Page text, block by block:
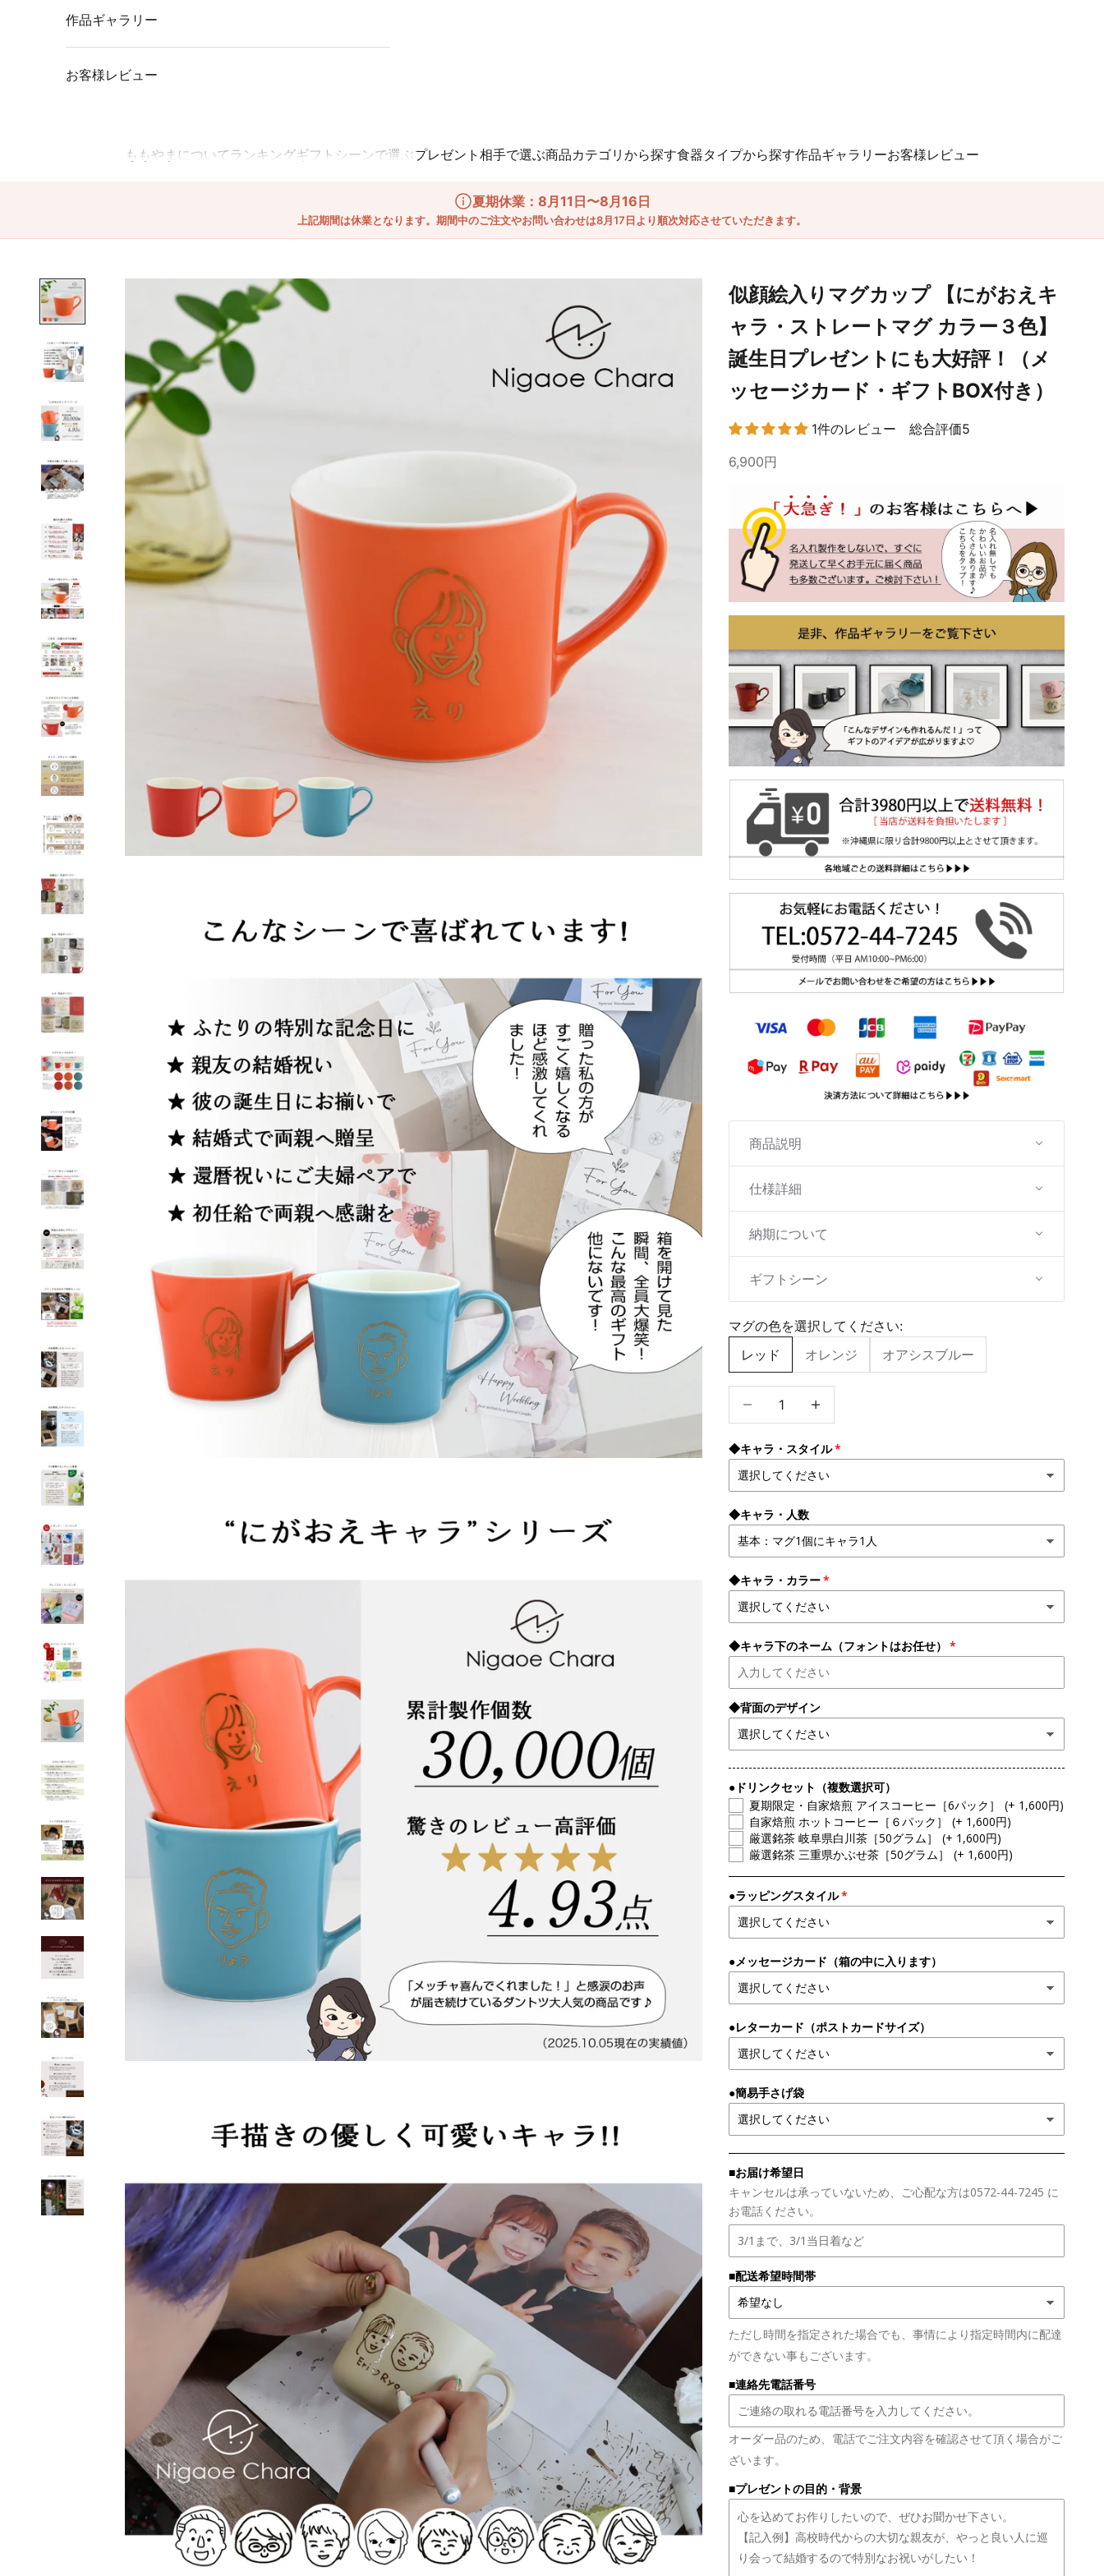
ももやまについて ランキングギフトシーンで選ぶプレゼント相手で選ぶ商品カテゴリから探す食器タイプから探す作品ギャラリーお客様レビュー
作品ギャラリー
お客様レビュー
夏期休業：8月11日〜8月16日
上記期間は休業となります。期間中のご注文やお問い合わせは8月17日より順次対応させていただきます。
似顔絵入りマグカップ 【にがおえキ
ャラ・ストレートマグ カラー３色】
誕生日プレゼントにも大好評！（メ
ッセージカード・ギフトBOX付き）
1件のレビュー 総合評価5
6,900円
商品説明
仕様詳細
納期について
ギフトシーン
マグの色を選択してください:
レッド
オレンジ オアシスブルー
数量を減らす 数量を増やす
◆キャラ・スタイル
◆キャラ・人数
◆キャラ・カラー
◆キャラ下のネーム（フォントはお任せ）
◆背面のデザイン
●ドリンクセット（複数選択可）
夏期限定・自家焙煎 アイスコーヒー［6パック］
(+ 1,600円)
自家焙煎 ホットコーヒー［６パック］
(+ 1,600円)
厳選銘茶 岐阜県白川茶［50グラム］
(+ 1,600円)
厳選銘茶 三重県かぶせ茶［50グラム］
(+ 1,600円)
●ラッピングスタイル
●メッセージカード（箱の中に入ります）
●レターカード（ポストカードサイズ）
●簡易手さげ袋
■お届け希望日
キャンセルは承っていないため、ご心配な方は0572-44-7245 に
お電話ください。
■配送希望時間帯
ただし時間を指定された場合でも、事情により指定時間内に配達
ができない事もございます。
■連絡先電話番号
オーダー品のため、電話でご注文内容を確認させて頂く場合がご
ざいます。
■プレゼントの目的・背景